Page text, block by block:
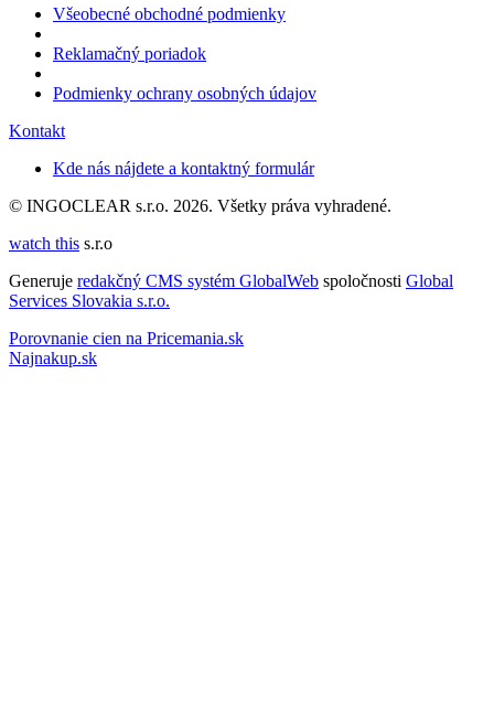
Všeobecné obchodné podmienky
Reklamačný poriadok
Podmienky ochrany osobných údajov
Kontakt
Kde nás nájdete a kontaktný formulár
© INGOCLEAR s.r.o. 2026. Všetky práva vyhradené.
watch this s.r.o
Generuje redakčný CMS systém GlobalWeb spoločnosti Global
Services Slovakia s.r.o.
Porovnanie cien na Pricemania.sk
Najnakup.sk